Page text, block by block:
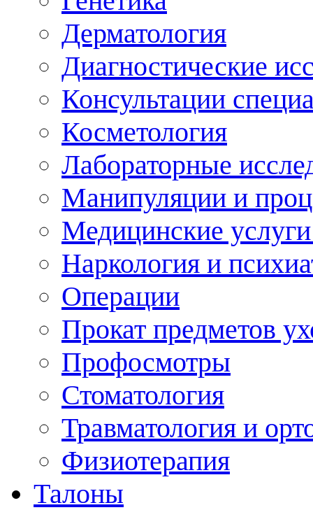
Дерматология
Диагностические
Консультации
Косметология
Лабораторные
Манипуляции и
Медицинские
Наркология и
Операции
Прокат предметов
Профосмотры
Стоматология
Травматология и
Физиотерапия
Талоны